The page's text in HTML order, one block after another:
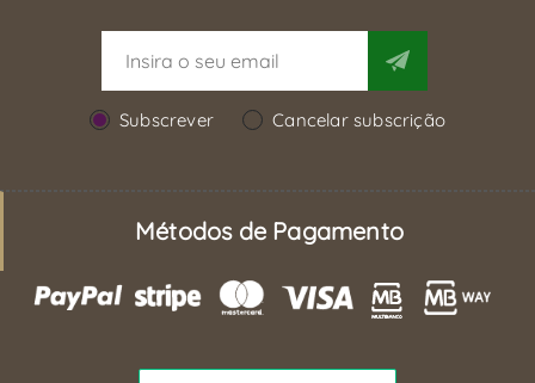
Subscrever Cancelar subscrição
Métodos de Pagamento